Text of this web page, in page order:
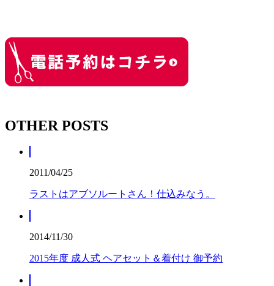
OTHER POSTS
2011/04/25
ラストはアブソルートさん！仕込みなう。
2014/11/30
2015年度 成人式 ヘアセット＆着付け 御予約